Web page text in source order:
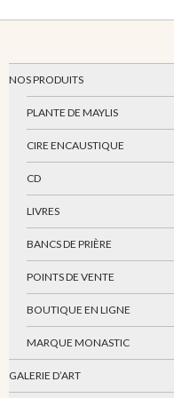
NOS PRODUITS
PLANTE DE MAYLIS
CIRE ENCAUSTIQUE
CD
LIVRES
BANCS DE PRIÈRE
POINTS DE VENTE
BOUTIQUE EN LIGNE
MARQUE MONASTIC
GALERIE D’ART